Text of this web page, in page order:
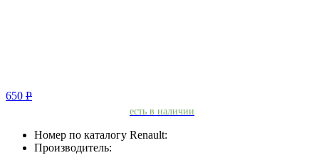
650 Р
есть в наличии
Номер по каталогу Renault:
Производитель: